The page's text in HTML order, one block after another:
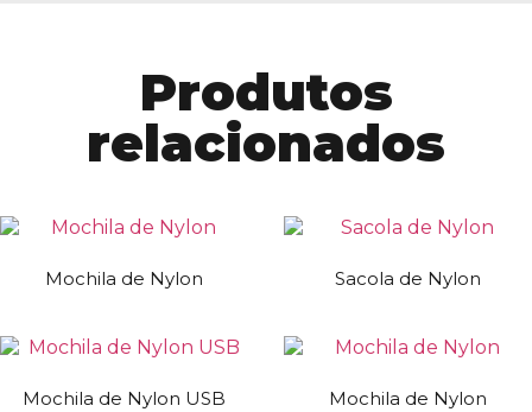
Produtos
relacionados
Mochila de Nylon Sacola de Nylon
Mochila de Nylon USB Mochila de Nylon